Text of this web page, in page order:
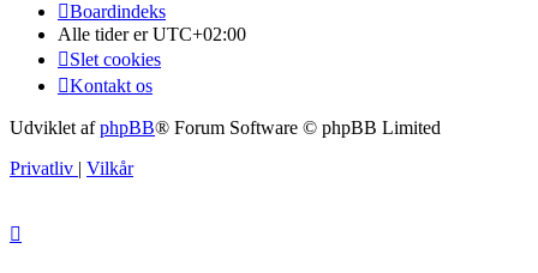
Boardindeks
Alle tider erUTC+02:00
Slet cookies
Kontakt os
Udviklet afphpBB® Forum Software © phpBB Limited
Privatliv | Vilkår